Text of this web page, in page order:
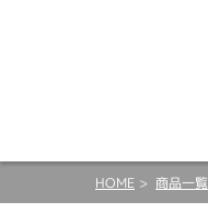
HOME 商品一覧